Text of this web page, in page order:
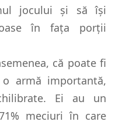
jocului și să își
în fața porții
că poate fi
armă importantă,
Ei au un
meciuri în care